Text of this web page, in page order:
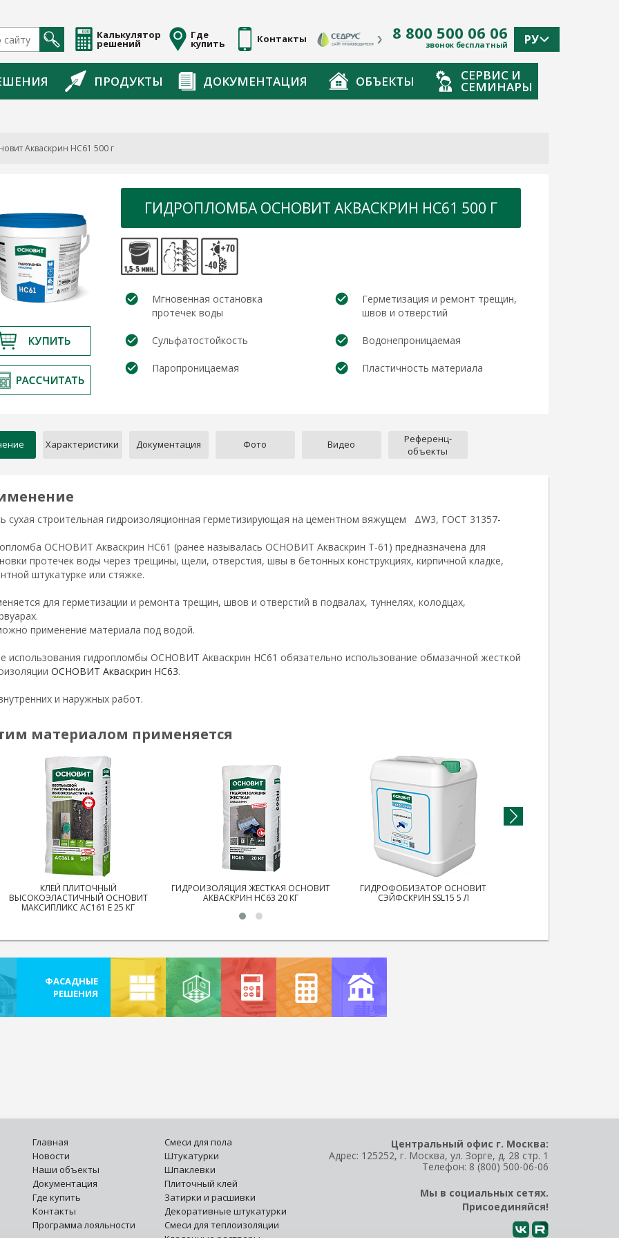
Калькулятор
решений
Где
купить Контакты 8 800 500 06 06
звонок бесплатный РУ
ПРОДУКТЫ ДОКУМЕНТАЦИЯ ОБЪЕКТЫ СЕРВИС И
СЕМИНАРЫ
Акваскрин HC61 500 г
ГИДРОПЛОМБА ОСНОВИТ АКВАСКРИН HC61 500 Г
Мгновенная остановка
протечек воды
Герметизация и ремонт трещин,
швов и отверстий
Сульфатостойкость Водонепроницаемая
Паропроницаемая Пластичность материала
Характеристики Документация Фото Видео
Референц-
объекты
сухая строительная гидроизоляционная герметизирующая на цементном вяжущем ΔW3, ГОСТ 31357-
ОСНОВИТ Акваскрин НС61 (ранее называлась ОСНОВИТ Акваскрин Т-61) предназначена для
протечек воды через трещины, щели, отверстия, швы в бетонных конструкциях, кирпичной кладке,
штукатурке или стяжке.
для герметизации и ремонта трещин, швов и отверстий в подвалах, туннелях, колодцах,
применение материала под водой.
использования гидропломбы ОСНОВИТ Акваскрин HC61 обязательно использование обмазачной жесткой
ОСНОВИТ Акваскрин HC63.
и наружных работ.
материалом применяется
КЛЕЙ ПЛИТОЧНЫЙ
ВЫСОКОЭЛАСТИЧНЫЙ ОСНОВИТ
МАКСИПЛИКС AC161 Е 25 КГ
ГИДРОИЗОЛЯЦИЯ ЖЕСТКАЯ ОСНОВИТ
АКВАСКРИН HC63 20 КГ
ГИДРОФОБИЗАТОР ОСНОВИТ
СЭЙФСКРИН SSL15 5 Л
ФАСАДНЫЕ
РЕШЕНИЯ
Главная
Новости
Наши объекты
Документация
Где купить
Контакты
Программа лояльности
Смеси для пола
Штукатурки
Шпаклевки
Плиточный клей
Затирки и расшивки
Декоративные штукатурки
Смеси для теплоизоляции
Центральный офис г. Москва:
Адрес: 125252, г. Москва, ул. Зорге, д. 28 стр. 1
Телефон: 8 (800) 500-06-06
Мы в социальных сетях.
Присоединяйся!